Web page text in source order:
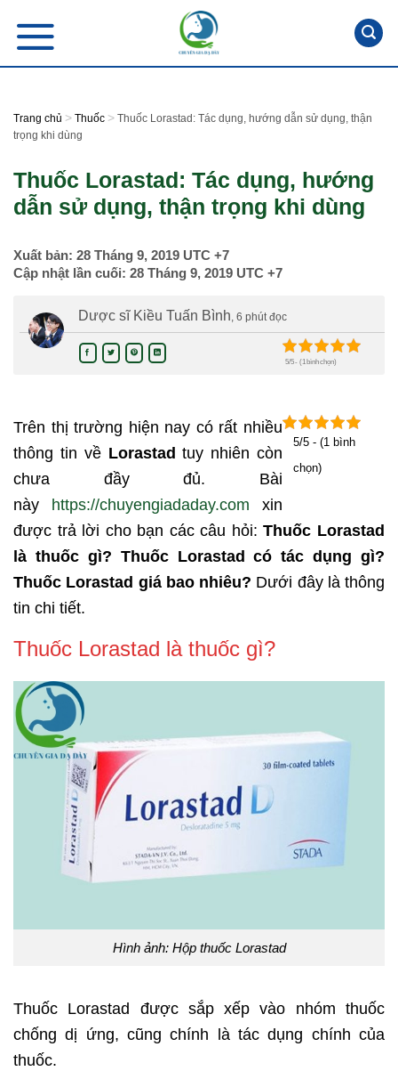
content
Trang chủ > Thuốc > Thuốc Lorastad: Tác dụng, hướng dẫn sử dụng, thận
trọng khi dùng
Thuốc Lorastad: Tác dụng, hướng
dẫn sử dụng, thận trọng khi dùng
Xuất bản: 28 Tháng 9, 2019 UTC +7
Cập nhật lần cuối: 28 Tháng 9, 2019 UTC +7
Dược sĩ Kiều Tuấn Bình, 6 phút đọc
5/5 - (1 bình chọn)
5/5 - (1 bình
chọn)
Trên thị trường hiện nay có rất nhiều
thông tin về Lorastadtuy nhiên còn
chưa đầy đủ. Bài
này https://chuyengiadaday.com xin
được trả lời cho bạn các câu hỏi:Thuốc Lorastad
là thuốc gì? Thuốc Lorastad có tác dụng gì?
Thuốc Lorastad giá bao nhiêu? Dưới đây là thông
tin chi tiết.
Thuốc Lorastad là thuốc gì?
Hình ảnh: Hộp thuốc Lorastad
Thuốc Lorastad được sắp xếp vào nhóm thuốc
chống dị ứng, cũng chính là tác dụng chính của
thuốc.